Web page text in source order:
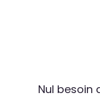
Nul besoin